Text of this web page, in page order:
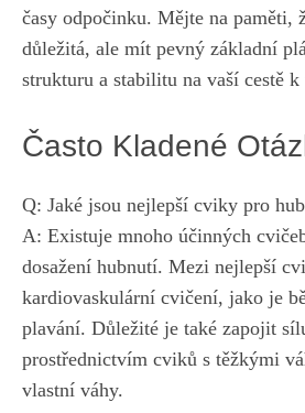
časy odpočinku. Mějte⁤ na paměti,
důležitá, ale⁢ mít pevný základní
strukturu a stabilitu na vaší cestě k
Často Kladené
Q: Jaké⁢ jsou nejlepší cviky pro
A: Existuje mnoho ​účinných
dosažení hubnutí. Mezi nejlepší
kardiovaskulární⁢ cvičení,‌ jako‍ je
⁢plavání. Důležité je také zapojit
prostřednictvím cviků⁣ s těžkými
vlastní váhy.